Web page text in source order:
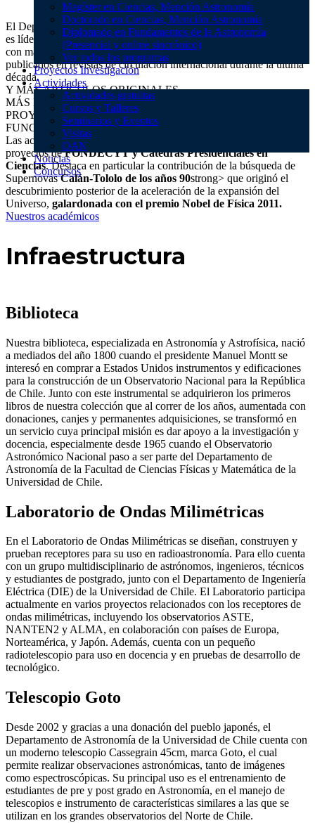
Magíster en Ciencias, Mención Astronomía
Doctorado en Ciencias, Mención Astronomía
Diplomado en Fundamentos de la Astronomía
(Presencial y online sincrónico)
Ver todos los programas
Proyectos Investigación
Actividades
Actividades gratuitas
Cursos y Talleres
Seminarios y Eventos
Visitas
OAN
Noticias
Concursos
El Departamento de Astronomía (DAS) de la Universidad de Chile
es líder en investigación de frontera en nuestro país, contribuyendo
con más de 500 artículos de investigación originales con referato
publicados en revistas de circulación internacional durante la última
década.
Y MÁS ARTÍCULOS ORIGINALES
MÁS DE 100 INTEGRANTES INVESTIGANGO DÍA A DÍA
PROYECTOS DE INVESTIGACIÓN APROBADOS Y
FUNCIONANDO
Las actividades de investigación han sido financiadas por numerosos
proyectos deFONDECYT y Cátedras Presidenciales en
Ciencias. Destaca en particular la contribución de la búsqueda de
SupernovasCalán-Tololo de los años 90strong> que originó el
descubrimiento posterior de la aceleración de la expansión del
Universo, galardonada con el premio Nobel de Física 2011.
Nuestros académicos
Infraestructura
Biblioteca
Nuestra biblioteca, especializada en Astronomía y Astrofísica, nació
a mediados del año 1800 cuando el presidente Manuel Montt se
interesó en comprar a Estados Unidos instrumentos y edificaciones
para la construcción de un Observatorio Nacional para la República
de Chile. Junto con este instrumental se adquirieron los primeros
libros de nuestra colección que al correr de los años, aumentada con
donaciones, canjes y permanentes adquisiciones, se transformó en
un servicio cuya principal misión es dar apoyo a la investigación y
docencia, especialmente desde 1965 cuando el Observatorio
Astronómico Nacional paso a ser parte del Departamento de
Astronomía de la Facultad de Ciencias Físicas y Matemática de la
Universidad de Chile.
Laboratorio de Ondas Milimétricas
En el Laboratorio de Ondas Milimétricas se diseñan, construyen y
prueban receptores para su uso en radioastronomía. Para ello cuenta
con un grupo multidisciplinario de astrónomos, ingenieros, técnicos
y estudiantes de postgrado, junto con el Departamento de Ingeniería
Eléctrica (DIE) de la Universidad de Chile. El Laboratorio participa
actualmente en varios proyectos relacionados con los receptores de
ondas milimétricas, incluyendo los observatorios ASTE,
NANTEN2 y ALMA, en colaboración con países de Europa,
Norteamérica, y Japón. Además, cuenta con un pequeño
radiotelescopio para uso en docencia y en pruebas de desarrollo de
tecnológico.
Telescopio Goto
Desde 2002 y gracias a una donación del pueblo japonés, el
Departamento de Astronomía de la Universidad de Chile cuenta con
un moderno telescopio Cassegrain 45cm, marca Goto, el cual
permite realizar observaciones astronómicas, tanto de imágenes
como espectroscópicas. Su principal uso es el entrenamiento de
estudiantes de pre y post grado en Astronomía, en el manejo de
telescopios e instrumento de características similares a las que se
utilizan en los grandes observatorios del Norte de Chile.